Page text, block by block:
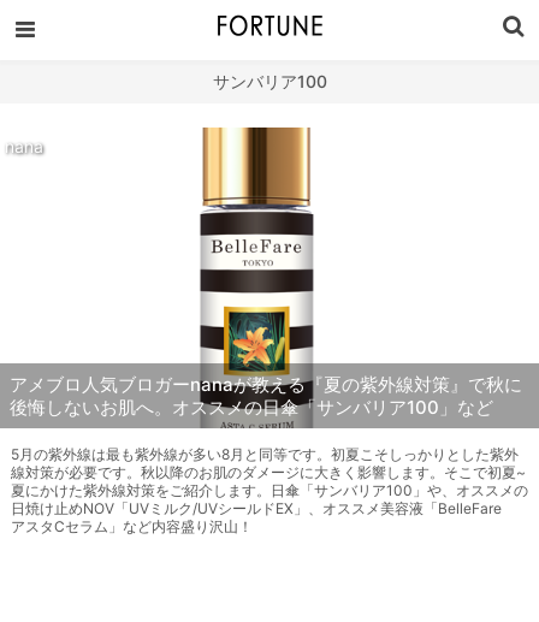
サンバリア100
nana
アメブロ人気ブロガーnanaが教える『夏の紫外線対策』で秋に
後悔しないお肌へ。オススメの日傘「サンバリア100」など
5月の紫外線は最も紫外線が多い8月と同等です。初夏こそしっかりとした紫外
線対策が必要です。秋以降のお肌のダメージに大きく影響します。そこで初夏~
夏にかけた紫外線対策をご紹介します。日傘「サンバリア100」や、オススメの
日焼け止めNOV「UVミルク/UVシールドEX」、オススメ美容液「BelleFare
アスタCセラム」など内容盛り沢山！